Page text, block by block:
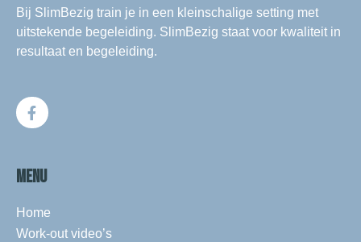
Bij SlimBezig train je in een kleinschalige setting met
uitstekende begeleiding. SlimBezig staat voor kwaliteit in
resultaat en begeleiding.
MENU
Home
Work-out video’s